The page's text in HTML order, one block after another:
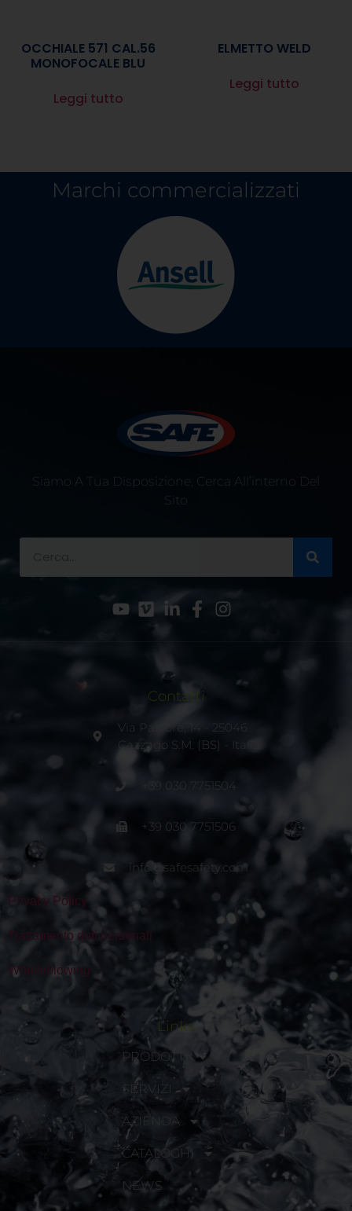
OCCHIALE 571 CAL.56
MONOFOCALE BLU
Leggi tutto
ELMETTO WELD
Leggi tutto
Marchi commercializzati
Siamo A Tua Disposizione, Cerca All’interno Del
Sito
Contatti
Via Pastore, 14 - 25046
Cazzago S.M. (BS) - Italia
+39 030 7751504
+39 030 7751506
info@safesafety.com
Privacy Policy
Trattamento dati personali
Whisleblowing
Links
PRODOTTI
SERVIZI
AZIENDA
CATALOGHI
NEWS